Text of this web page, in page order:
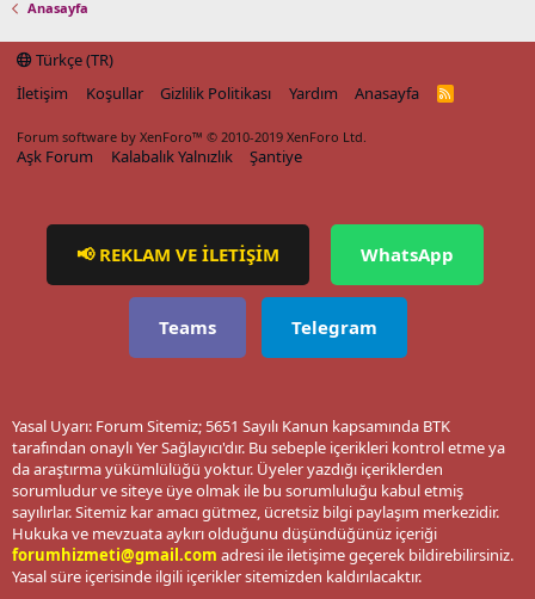
Anasayfa
Türkçe (TR)
İletişim
Koşullar Gizlilik Politikası Yardım Anasayfa
R
Forum software by XenForo™ © 2010-2019 XenForo Ltd.
Aşk Forum Kalabalık Yalnızlık Şantiye
📢 REKLAM VE İLETİŞİM WhatsApp
Teams Telegram
Yasal Uyarı: Forum Sitemiz; 5651 Sayılı Kanun kapsamında BTK
tarafından onaylı Yer Sağlayıcı'dır. Bu sebeple içerikleri kontrol etme ya
da araştırma yükümlülüğü yoktur. Üyeler yazdığı içeriklerden
sorumludur ve siteye üye olmak ile bu sorumluluğu kabul etmiş
sayılırlar. Sitemiz kar amacı gütmez, ücretsiz bilgi paylaşım merkezidir.
Hukuka ve mevzuata aykırı olduğunu düşündüğünüz içeriği
forumhizmeti@gmail.com adresi ile iletişime geçerek bildirebilirsiniz.
Yasal süre içerisinde ilgili içerikler sitemizden kaldırılacaktır.